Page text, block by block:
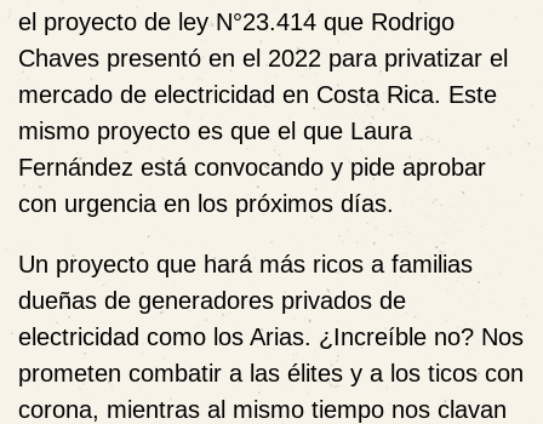
el proyecto de ley N°23.414 que Rodrigo
Chaves presentó en el 2022 para privatizar el
mercado de electricidad en Costa Rica. Este
mismo proyecto es que el que Laura
Fernández está convocando y pide aprobar
con urgencia en los próximos días.
Un proyecto que hará más ricos a familias
dueñas de generadores privados de
electricidad como los Arias. ¿Increíble no? Nos
prometen combatir a las élites y a los ticos con
corona, mientras al mismo tiempo nos clavan